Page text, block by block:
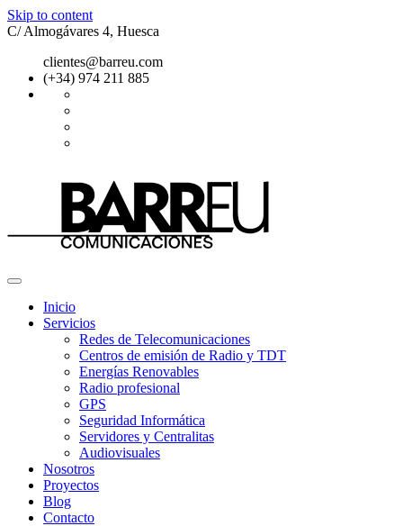
Skip to content
C/ Almogávares 4, Huesca
clientes@barreu.com
(+34) 974 211 885
Inicio
Servicios
Redes de Telecomunicaciones
Centros de emisión de Radio y TDT
Energías Renovables
Radio profesional
GPS
Seguridad Informática
Servidores y Centralitas
Audiovisuales
Nosotros
Proyectos
Blog
Contacto